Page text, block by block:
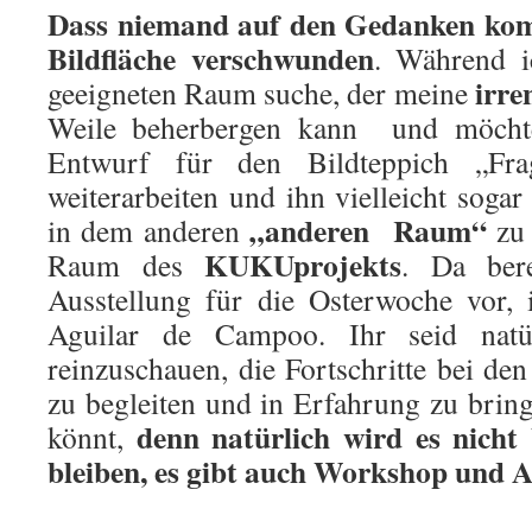
Dass niemand auf den Gedanken
Bildfläche verschwunden. Während
geeigneten Raum suche, der meine
Weile beherbergen kann und
Entwurf für den Bildteppich
weiterarbeiten und ihn vielleicht
in dem anderen „anderen Raum“zu
Raum desKUKUprojekts. Da
Ausstellung für die Osterwoche
Aguilar de Campoo. Ihr seid
reinzuschauen, die Fortschritte bei
zu begleiten und in Erfahrung zu
könnt, denn natürlich wird es nicht
bleiben, es gibt auch Workshop und